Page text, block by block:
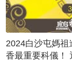
2024白沙屯媽
香最重要科儀！